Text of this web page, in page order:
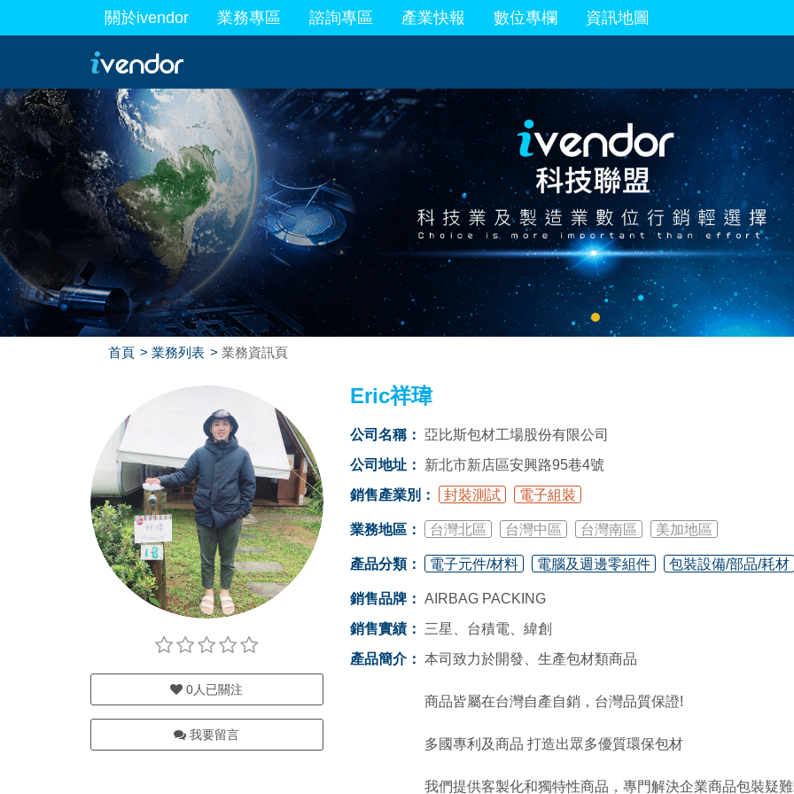
關於ivendor 業務專區
最新業務 諮詢專區 產業快報 數位專欄 資訊地圖
首頁 業務列表 業務資訊頁
0人已關注
我要留言
Eric祥瑋
公司名稱： 亞比斯包材工場股份有限公司
公司地址：
新北市新店區安興路95巷4號
銷售產業別：
封裝測試 電子組裝
業務地區： 台灣北區 台灣中區 台灣南區 美加地區
產品分類： 電子元件/材料 電腦及週邊零組件 包裝設備/部品/耗材
銷售品牌： AIRBAG PACKING
銷售實績：
三星、台積電、緯創
產品簡介： 本司致力於開發、生產包材類商品
商品皆屬在台灣自產自銷，台灣品質保證!
多國專利及商品 打造出眾多優質環保包材
我們提供客製化和獨特性商品，專門解決企業商品包裝疑